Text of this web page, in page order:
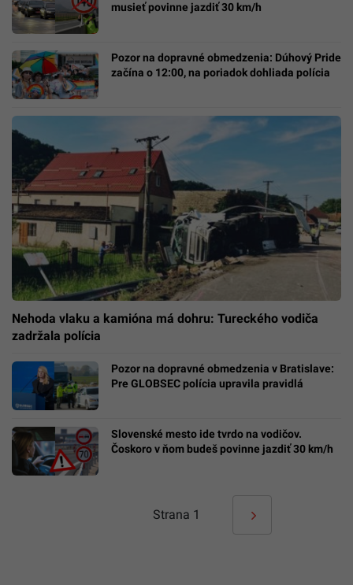
musieť povinne jazdiť 30 km/h
Pozor na dopravné obmedzenia: Dúhový Pride
začína o 12:00, na poriadok dohliada polícia
Nehoda vlaku a kamióna má dohru: Tureckého vodiča
zadržala polícia
Pozor na dopravné obmedzenia v Bratislave:
Pre GLOBSEC polícia upravila pravidlá
Slovenské mesto ide tvrdo na vodičov.
Čoskoro v ňom budeš povinne jazdiť 30 km/h
Strana 1